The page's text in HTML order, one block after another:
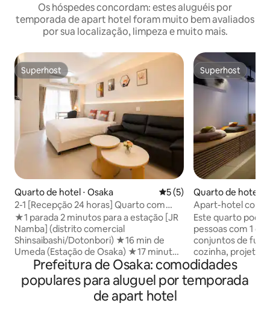
Os hóspedes concordam: estes aluguéis por
temporada de apart hotel foram muito bem avaliados
por sua localização, limpeza e muito mais.
Superhost
Superhost
Quarto de hotel ⋅ Osaka 5 de uma avaliação média
5 (5)
2-1 [Recepção 24 horas] Quarto com
cama grande | 3 minutos a pé da Estação
Imi-no-Miya | Apartamento inteiro |
Acesso direto aos aeroportos de Namba
e Kansai | Ideal para 2 pessoas |
Disponível guarda-volumes
★1 parada 2 minutos para a estação [JR
Namba] (distrito comercial
Shinsaibashi/Dotonbori) ★16 min de
Umeda (Estação de Osaka) ★17 minutos
para [Parque do Castelo de Osaka] ★23
minutos para Universial City (Universal
Studios) ★46 min até o Aeroporto de
Kansai ※ 9 minutos a pé da Estação
Superhost
Superhost
Quarto de hotel ⋅
dogawa Ward,
Apart-hotel com
Máximo de 4
Este quarto pode
pessoas com 1
conjuntos de
cozinha, projetor
cozinha. Pontos Recomendados A cerca
de 5 minutos a
Osaka, a 2
Prefeitura de Osaka: comodidades
populares para aluguel por temporada
de apart hotel